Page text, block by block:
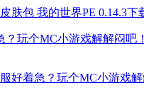
？玩个MC小游戏解解闷吧！